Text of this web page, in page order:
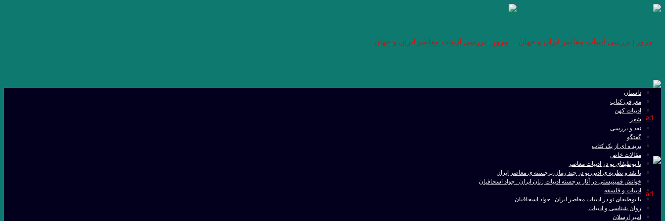
داستان
معرفی کتاب
ادبیات کهن
شعر
نقد و بررسی
گفتگو
برید ه ای از یک کتاب
مقالات خاص
با بوطیقای نو در ادبیات معاصر
با نقد و نظریه ی ادبی نو در چند رمان برجسته ی معاصر ایران
خوانش فمینیستی در آثار برجسته ادبیات زنان ایران . جواد اسحاقیان
ادبیات و فلسفه
با بوطیقای نو در ادبیات معاصر ایران . جواد اسحاقیان
روان شناسی و ادبیات
امیر ارسلان